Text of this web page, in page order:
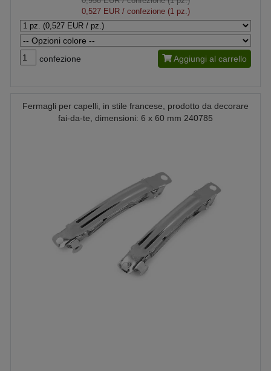
0,527 EUR/ confezione (1 pz.)
confezione Aggiungi al carrello
Fermagli per capelli, in stile francese, prodotto da decorare
fai-da-te, dimensioni: 6 x 60 mm 240785